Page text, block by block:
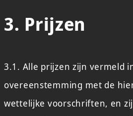
3. Prijzen
3.1. Alle prijzen zijn vermeld
overeenstemming met de
wettelijke voorschriften, en